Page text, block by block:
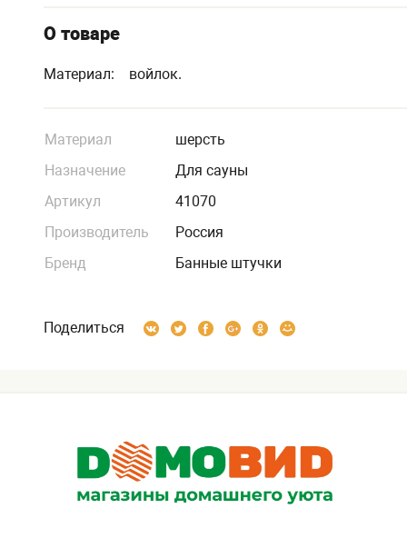
О товаре
Материал: войлок.
Материал
шерсть
Назначение
Для сауны
Артикул
41070
Производитель
Россия
Бренд
Банные штучки
Поделиться